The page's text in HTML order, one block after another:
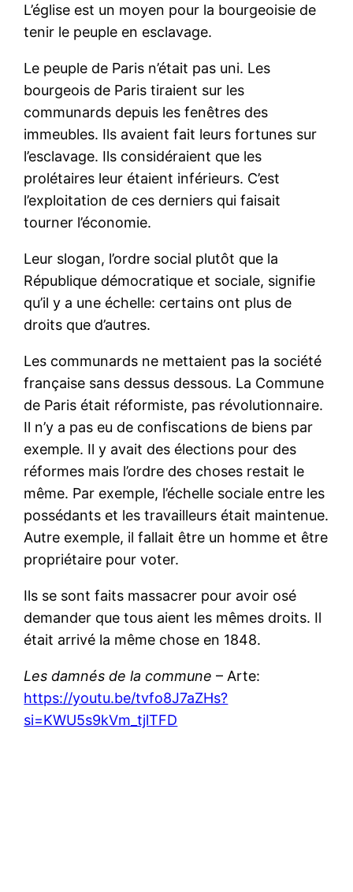
L’église est un moyen pour la bourgeoisie de
tenir le peuple en esclavage.
Le peuple de Paris n’était pas uni. Les
bourgeois de Paris tiraient sur les
communards depuis les fenêtres des
immeubles. Ils avaient fait leurs fortunes sur
l’esclavage. Ils considéraient que les
prolétaires leur étaient inférieurs. C’est
l’exploitation de ces derniers qui faisait
tourner l’économie.
Leur slogan, l’ordre social plutôt que la
République démocratique et sociale, signifie
qu’il y a une échelle: certains ont plus de
droits que d’autres.
Les communards ne mettaient pas la société
française sans dessus dessous. La Commune
de Paris était réformiste, pas révolutionnaire.
Il n’y a pas eu de confiscations de biens par
exemple. Il y avait des élections pour des
réformes mais l’ordre des choses restait le
même. Par exemple, l’échelle sociale entre les
possédants et les travailleurs était maintenue.
Autre exemple, il fallait être un homme et être
propriétaire pour voter.
Ils se sont faits massacrer pour avoir osé
demander que tous aient les mêmes droits. Il
était arrivé la même chose en 1848.
Les damnés de la commune – Arte:
https://youtu.be/tvfo8J7aZHs?
si=KWU5s9kVm_tjlTFD